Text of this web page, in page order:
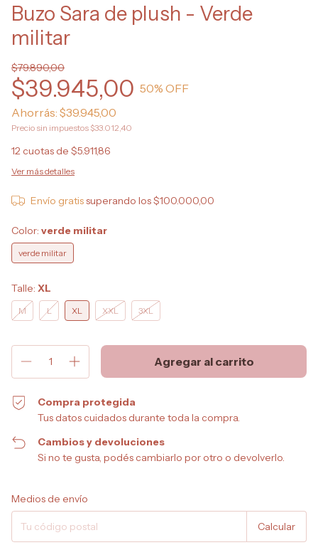
Buzo Sara de plush - Verde
militar
$79.890,00
$39.945,00 50% OFF
Ahorrás: $39.945,00
Precio sin impuestos $33.012,40
12 cuotas de $5.911,86
Ver más detalles
Envío gratissuperando los$100.000,00
Color: verde militar
verde militar
Talle: XL
M L XL XXL 3XL
Compra protegida
Tus datos cuidados durante toda la compra.
Cambios y devoluciones
Si no te gusta, podés cambiarlo por otro o devolverlo.
Entregas para el CP:
Medios de envío
Calcular